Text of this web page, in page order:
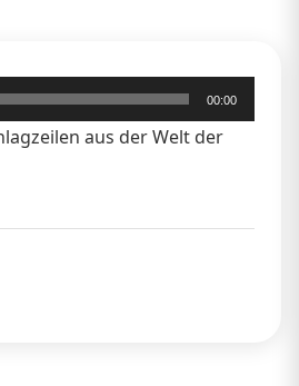
00:00
aus der Welt der